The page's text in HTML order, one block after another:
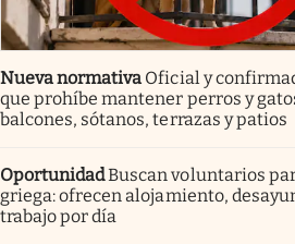
Nueva normativa Oficial y
que prohíbe mantener perros y
balcones, sótanos, terrazas y patios
OportunidadBuscan voluntarios
griega: ofrecen alojamiento,
trabajo por día